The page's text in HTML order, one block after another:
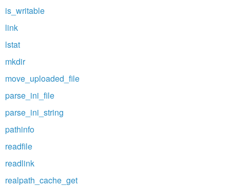
is_writable
link
lstat
mkdir
move_uploaded_file
parse_ini_file
parse_ini_string
pathinfo
readfile
readlink
realpath_cache_get